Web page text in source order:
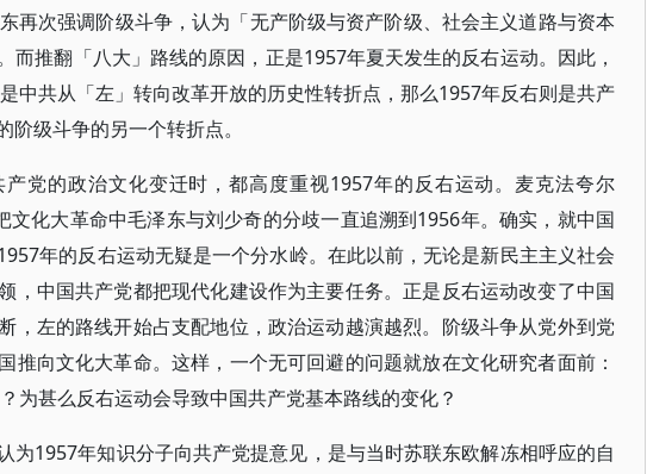
再次强调阶级斗争，认为「无产阶级与资产阶级、社会主义道路与资本
而推翻「八大」路线的原因，正是1957年夏天发生的反右运动。因此，
中共从「左」转向改革开放的历史性转折点，那么1957年反右则是共产
级斗争的另一个转折点。
党的政治文化变迁时，都高度重视1957年的反右运动。麦克法夸尔
文化大革命中毛泽东与刘少奇的分歧一直追溯到1956年。确实，就中国
年的反右运动无疑是一个分水岭。在此以前，无论是新民主主义社会
，中国共产党都把现代化建设作为主要任务。正是反右运动改变了中国
，左的路线开始占支配地位，政治运动越演越烈。阶级斗争从党外到党
推向文化大革命。这样，一个无可回避的问题就放在文化研究者面前：
为甚么反右运动会导致中国共产党基本路线的变化？
为1957年知识分子向共产党提意见，是与当时苏联东欧解冻相呼应的自